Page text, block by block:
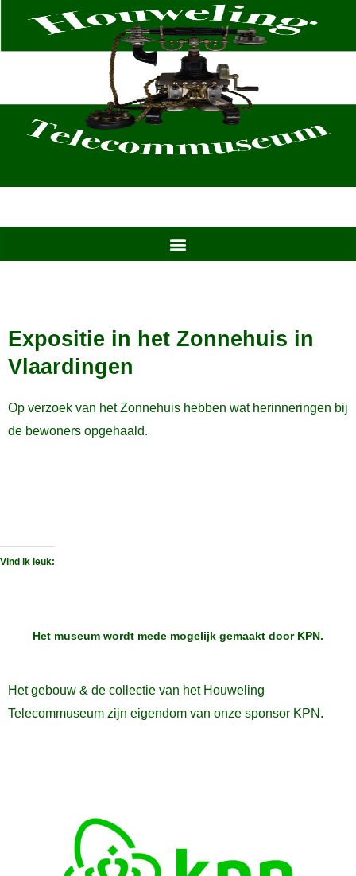
inhoud
Expositie in het Zonnehuis in
Vlaardingen
Op verzoek van het Zonnehuis hebben wat herinneringen bij
de bewoners opgehaald.
Vind ik leuk:
Het museum wordt mede mogelijk gemaakt door KPN.
Het gebouw & de collectie van het Houweling
Telecommuseum zijn eigendom van onze sponsor KPN.